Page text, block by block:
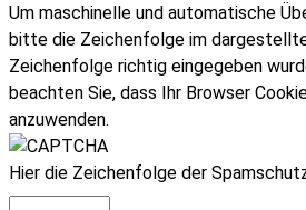
Um maschinelle und automatische
bitte die Zeichenfolge im
Zeichenfolge richtig eingegeben
beachten Sie, dass Ihr Browser
anzuwenden.
Hier die Zeichenfolge der